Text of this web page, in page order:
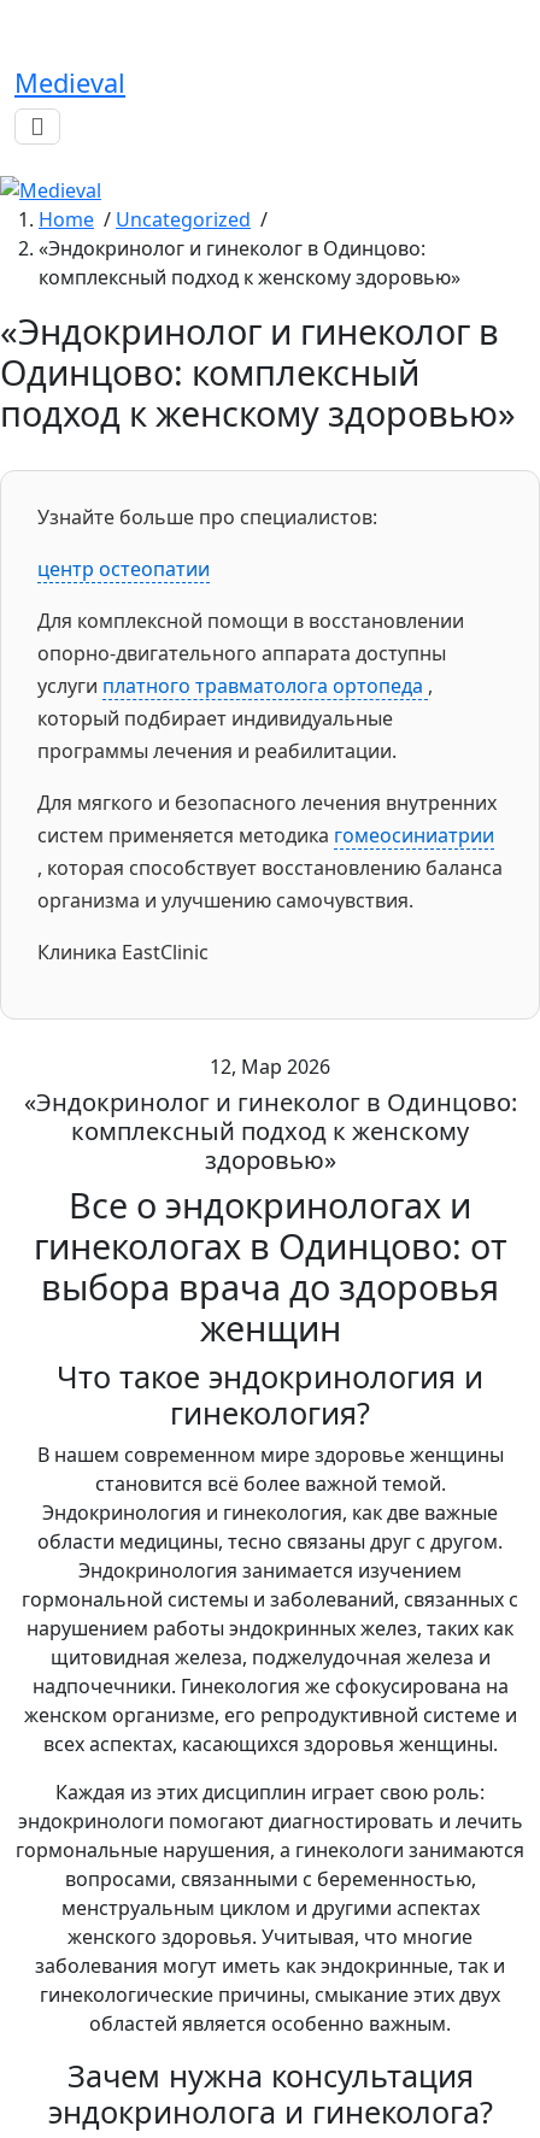
content
Medieval
Home / Uncategorized /
«Эндокринолог и гинеколог в Одинцово:
комплексный подход к женскому здоровью»
«Эндокринолог и гинеколог в
Одинцово: комплексный
подход к женскому здоровью»
Узнайте больше про специалистов:
центр остеопатии
Для комплексной помощи в восстановлении
опорно-двигательного аппарата доступны
услуги платного травматолога ортопеда ,
который подбирает индивидуальные
программы лечения и реабилитации.
Для мягкого и безопасного лечения внутренних
систем применяется методика гомеосиниатрии
, которая способствует восстановлению баланса
организма и улучшению самочувствия.
Клиника EastClinic
12, Мар 2026
«Эндокринолог и гинеколог в Одинцово:
комплексный подход к женскому
здоровью»
Все о эндокринологах и
гинекологах в Одинцово: от
выбора врача до здоровья
женщин
Что такое эндокринология и
гинекология?
В нашем современном мире здоровье женщины
становится всё более важной темой.
Эндокринология и гинекология, как две важные
области медицины, тесно связаны друг с другом.
Эндокринология занимается изучением
гормональной системы и заболеваний, связанных с
нарушением работы эндокринных желез, таких как
щитовидная железа, поджелудочная железа и
надпочечники. Гинекология же сфокусирована на
женском организме, его репродуктивной системе и
всех аспектах, касающихся здоровья женщины.
Каждая из этих дисциплин играет свою роль:
эндокринологи помогают диагностировать и лечить
гормональные нарушения, а гинекологи занимаются
вопросами, связанными с беременностью,
менструальным циклом и другими аспектах
женского здоровья. Учитывая, что многие
заболевания могут иметь как эндокринные, так и
гинекологические причины, смыкание этих двух
областей является особенно важным.
Зачем нужна консультация
эндокринолога и гинеколога?